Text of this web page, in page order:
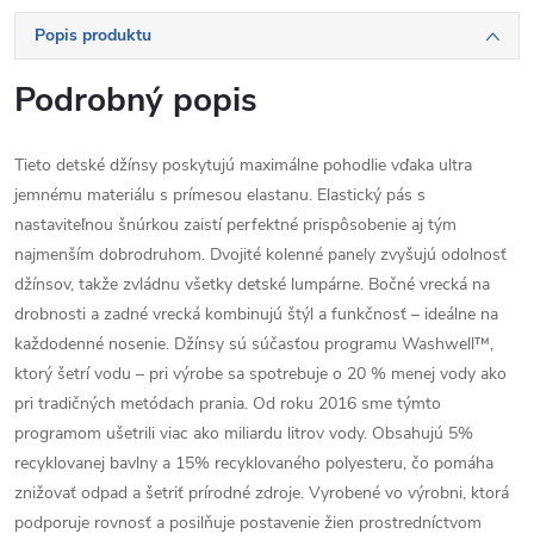
Popis produktu
Podrobný popis
Tieto detské džínsy poskytujú maximálne pohodlie vďaka ultra
jemnému materiálu s prímesou elastanu. Elastický pás s
nastaviteľnou šnúrkou zaistí perfektné prispôsobenie aj tým
najmenším dobrodruhom. Dvojité kolenné panely zvyšujú odolnosť
džínsov, takže zvládnu všetky detské lumpárne. Bočné vrecká na
drobnosti a zadné vrecká kombinujú štýl a funkčnosť – ideálne na
každodenné nosenie. Džínsy sú súčasťou programu Washwell™,
ktorý šetrí vodu – pri výrobe sa spotrebuje o 20 % menej vody ako
pri tradičných metódach prania. Od roku 2016 sme týmto
programom ušetrili viac ako miliardu litrov vody. Obsahujú 5%
recyklovanej bavlny a 15% recyklovaného polyesteru, čo pomáha
znižovať odpad a šetriť prírodné zdroje. Vyrobené vo výrobni, ktorá
podporuje rovnosť a posilňuje postavenie žien prostredníctvom